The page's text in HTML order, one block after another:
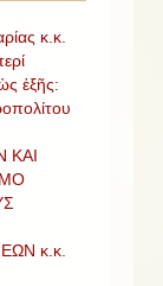
κ.κ.
ἐξῆς:
ΚΑΙ
κ.κ.